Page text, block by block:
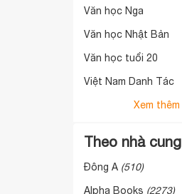
Văn học Nga
Văn học Nhật Bản
Văn học tuổi 20
Việt Nam Danh Tác
Xem thêm
Theo nhà cung
Đông A (510)
Alpha Books (2273)